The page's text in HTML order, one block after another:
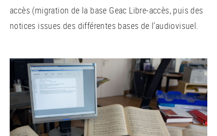
accès (migration de la base Geac Libre-accès, puis des
notices issues des différentes bases de l’audiovisuel.